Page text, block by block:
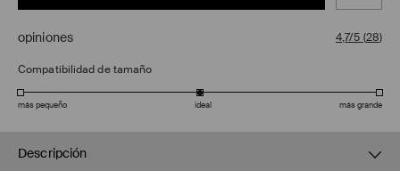
opiniones 4,7/5 (28)
Compatibilidad de tamaño
más pequeño ideal más grande
Descripción